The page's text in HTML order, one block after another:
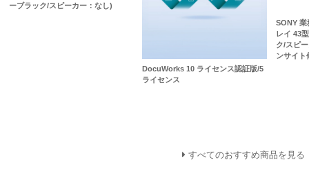
ーブラック/スピーカー：なし)
DocuWorks 10 ライセンス認証版/5
ライセンス
SONY 業
レイ 43
ク/スピ
ンサイト
すべてのおすすめ商品を見る